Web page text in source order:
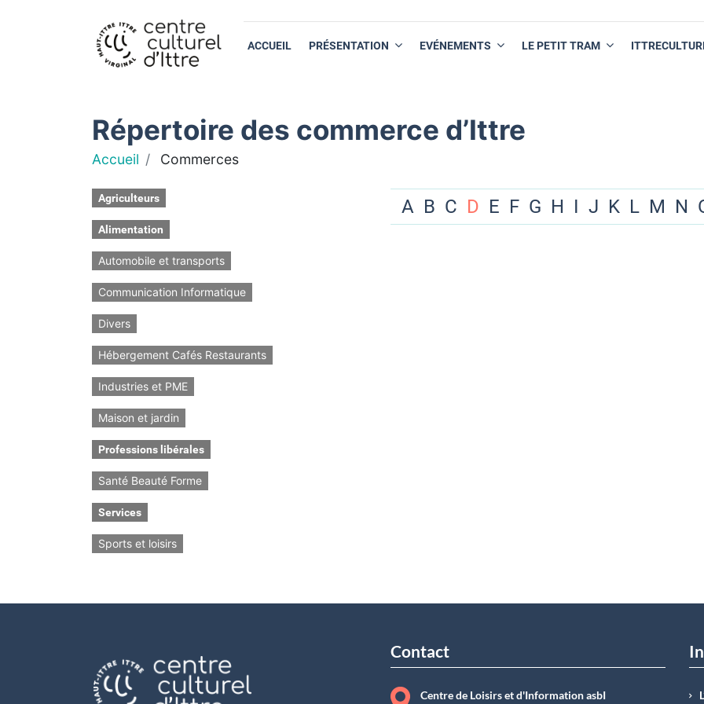
ACCUEIL PRÉSENTATION EVÉNEMENTS LE PETIT TRAM
Répertoire des commerce d’Ittre
Accueil Commerces
Agriculteurs
Alimentation
Automobile et transports
Communication Informatique
Divers
Hébergement Cafés Restaurants
Industries et PME
Maison et jardin
Professions libérales
Santé Beauté Forme
Services
Sports et loisirs
A B C D E F G H I J K L M N
Contact
Centre de Loisirs et d'Information asbI